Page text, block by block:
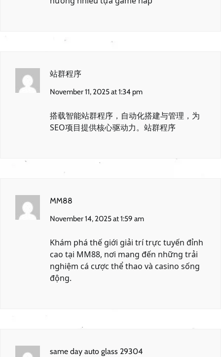
站群程序
November 11, 2025 at 1:34 pm
搭载智能站群程序，自动化搭建与管理，为
SEO项目提供核心驱动力。 站群程序
MM88
November 14, 2025 at 1:59 am
Khám phá thế giới giải trí trực tuyến đỉnh
cao tại MM88, nơi mang đến những trải
nghiệm cá cược thể thao và casino sống
động.
same day auto glass 29304